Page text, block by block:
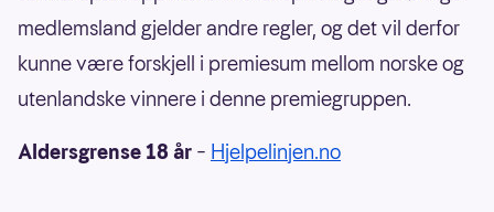
medlemsland gjelder andre regler, og det vil derfor
kunne være forskjell i premiesum mellom norske og
utenlandske vinnere i denne premiegruppen.
Aldersgrense 18 år – Hjelpelinjen.no